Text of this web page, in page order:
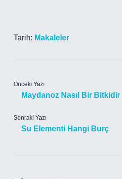
Tarih: Makaleler
Önceki Yazı
Maydanoz Nasıl Bir Bitkidir
Sonraki Yazı
Su Elementi Hangi Burç